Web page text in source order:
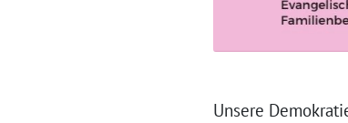
Unsere